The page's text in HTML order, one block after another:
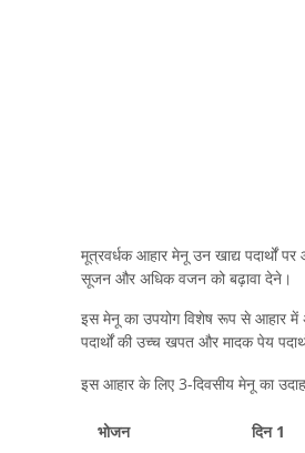
मूत्रवर्धक आहार मेनू उन खाद्य पदार्थों
सूजन और अधिक वजन को बढ़ावा देने।
इस मेनू का उपयोग विशेष रूप से आहार में
पदार्थों की उच्च खपत और मादक पेय
इस आहार के लिए 3-दिवसीय मेनू का
भोजन दिन 1